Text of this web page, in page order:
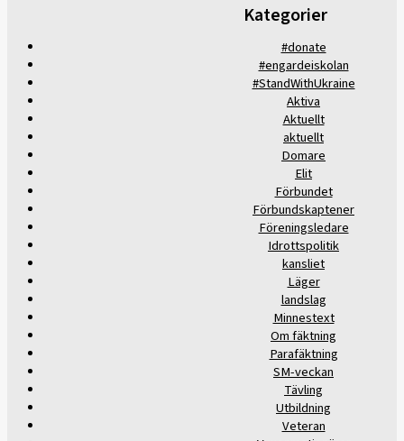
Kategorier
#donate
#engardeiskolan
#StandWithUkraine
Aktiva
Aktuellt
aktuellt
Domare
Elit
Förbundet
Förbundskaptener
Föreningsledare
Idrottspolitik
kansliet
Läger
landslag
Minnestext
Om fäktning
Parafäktning
SM-veckan
Tävling
Utbildning
Veteran